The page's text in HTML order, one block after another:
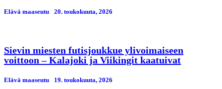
Elävä maaseutu 20. toukokuuta, 2026
Sievin miesten futisjoukkue ylivoimaiseen
voittoon – Kalajoki ja Viikingit kaatuivat
Elävä maaseutu 19. toukokuuta, 2026